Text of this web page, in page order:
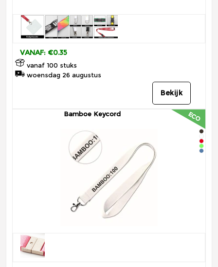
VANAF: €0.35
vanaf 100 stuks
woensdag 26 augustus
Bekijk
ECO
Bamboe Keycord